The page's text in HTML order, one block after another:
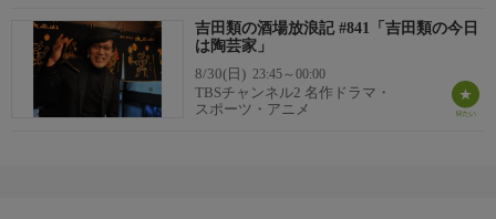
吉田類の酒場放浪記 #841「吉田類の今日
は陶芸家」
8/30(日) 23:45～00:00
TBSチャンネル2 名作ドラマ・
スポーツ・アニメ